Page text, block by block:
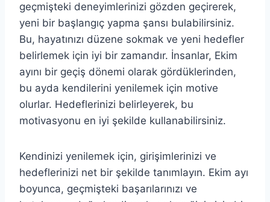
geçmişteki deneyimlerinizi gözden geçirerek,
yeni bir başlangıç yapma şansı bulabilirsiniz.
Bu, hayatınızı düzene sokmak ve yeni hedefler
belirlemek için iyi bir zamandır. İnsanlar, Ekim
ayını bir geçiş dönemi olarak gördüklerinden,
bu ayda kendilerini yenilemek için motive
olurlar. Hedeflerinizi belirleyerek, bu
motivasyonu en iyi şekilde kullanabilirsiniz.
Kendinizi yenilemek için, girişimlerinizi ve
hedeflerinizi net bir şekilde tanımlayın. Ekim ayı
boyunca, geçmişteki başarılarınızı ve